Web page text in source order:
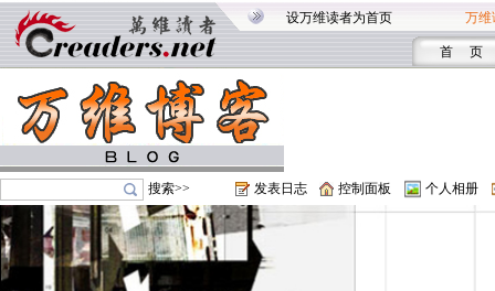
设万维读者为首页 万维
首 页
搜索>> 发表日志 控制面板 个人相册